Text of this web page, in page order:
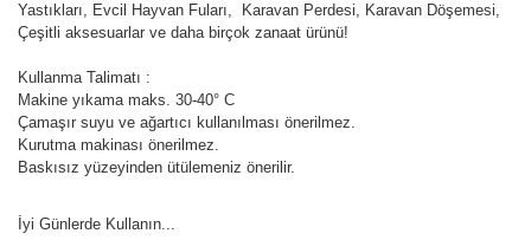
Yastıkları, Evcil Hayvan Fuları, Karavan Perdesi, Karavan Döşemesi,
Çeşitli aksesuarlar ve daha birçok zanaat ürünü!
Kullanma Talimatı :
Makine yıkama maks. 30-40° C
Çamaşır suyu ve ağartıcı kullanılması önerilmez.
Kurutma makinası önerilmez.
Baskısız yüzeyinden ütülemeniz önerilir.
İyi Günlerde Kullanın...